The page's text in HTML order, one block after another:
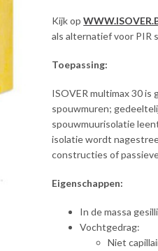
Kijk op
als alternatief voor PIR
Toepassing:
ISOVER multimax 30
spouwmuren;
spouwmuurisolatie
isolatie wordt
constructies of
Eigenschappen:
In de massa
Vochtgedrag:
Niet